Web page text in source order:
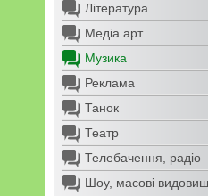
Література
Медіа арт
Музика
Реклама
Танок
Театр
Телебачення, радіо
Шоу, масові